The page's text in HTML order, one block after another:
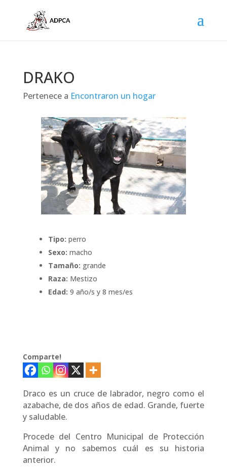
DRAKO
Pertenece a Encontraron un hogar
Tipo: perro
Sexo: macho
Tamaño: grande
Raza: Mestizo
Edad: 9 año/s y 8 mes/es
Comparte!
Draco es un cruce de labrador, negro como el
azabache, de dos años de edad. Grande, fuerte
y saludable.
Procede del Centro Municipal de Protección
Animal y no sabemos cuál es su historia
anterior.